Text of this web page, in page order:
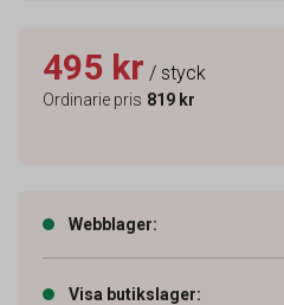
495 kr / styck
Ordinarie pris 819 kr
Webblager:
Visa butikslager: